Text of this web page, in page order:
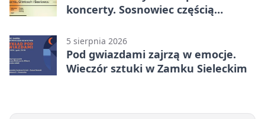
koncerty. Sosnowiec częścią
5 sierpnia 2026
Pod gwiazdami zajrzą w emocje.
Wieczór sztuki w Zamku Sieleckim